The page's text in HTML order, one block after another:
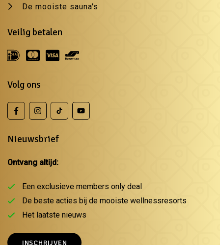
De mooiste sauna's
Veilig betalen
Volg ons
Nieuwsbrief
Ontvang altijd:
Een exclusieve members only deal
De beste acties bij de mooiste wellnessresorts
Het laatste nieuws
INSCHRIJVEN